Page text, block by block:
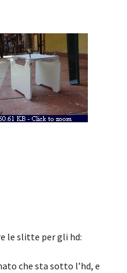
le slitte per gli hd:
che sta sotto l’hd, e